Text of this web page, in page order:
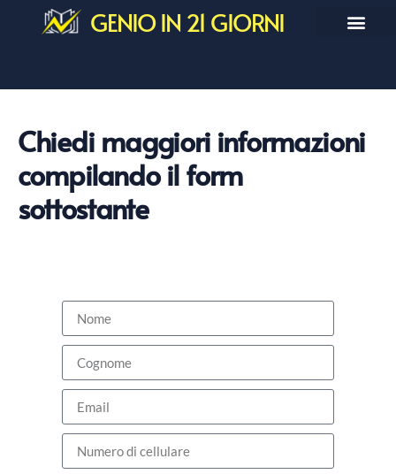
GENIO IN 21 GIORNI
Chiedi maggiori informazioni
compilando il form
sottostante